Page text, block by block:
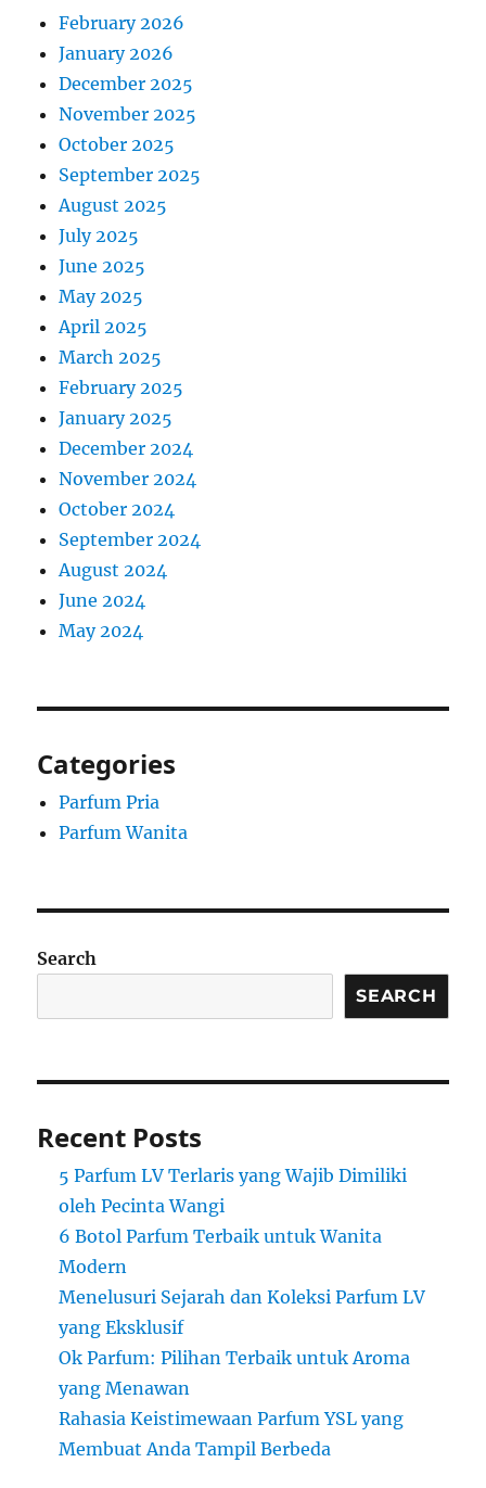
February 2026
January 2026
December 2025
November 2025
October 2025
September 2025
August 2025
July 2025
June 2025
May 2025
April 2025
March 2025
February 2025
January 2025
December 2024
November 2024
October 2024
September 2024
August 2024
June 2024
May 2024
Categories
Parfum Pria
Parfum Wanita
Search
SEARCH
Recent Posts
5 Parfum LV Terlaris yang Wajib Dimiliki
oleh Pecinta Wangi
6 Botol Parfum Terbaik untuk Wanita
Modern
Menelusuri Sejarah dan Koleksi Parfum LV
yang Eksklusif
Ok Parfum: Pilihan Terbaik untuk Aroma
yang Menawan
Rahasia Keistimewaan Parfum YSL yang
Membuat Anda Tampil Berbeda